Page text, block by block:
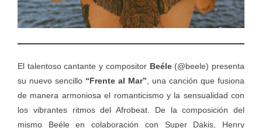
El talentoso cantante y compositor Beéle(@beele) presenta
su nuevo sencillo “Frente al Mar” , una canción que fusiona
de manera armoniosa el romanticismo y la sensualidad con
los vibrantes ritmos del Afrobeat. De la composición del
mismo Beéle en colaboración con Super Dakis, Henry